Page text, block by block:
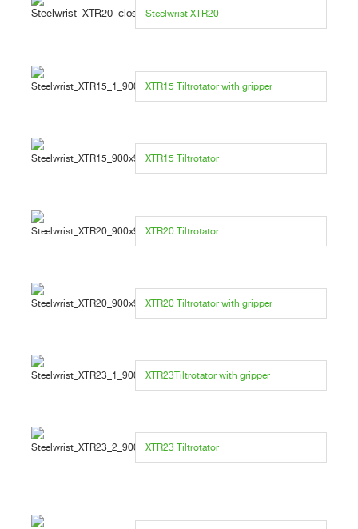
Steelwrist XTR20
XTR15 Tiltrotator with gripper
XTR15 Tiltrotator
XTR20 Tiltrotator
XTR20 Tiltrotator with gripper
XTR23Tiltrotator with gripper
XTR23 Tiltrotator